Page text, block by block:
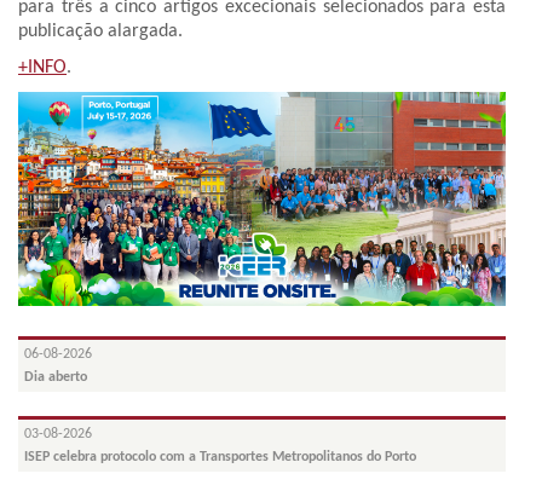
para três a cinco artigos excecionais selecionados para esta
publicação alargada.
+INFO.
06-08-2026
Dia aberto
03-08-2026
ISEP celebra protocolo com a Transportes Metropolitanos do Porto